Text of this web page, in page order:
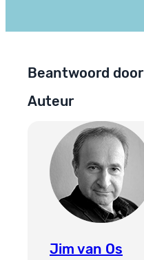
Beantwoord door
Auteur
Jim van Os